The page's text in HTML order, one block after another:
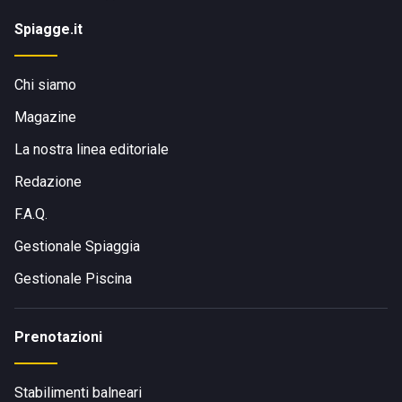
Spiagge.it
Chi siamo
Magazine
La nostra linea editoriale
Redazione
F.A.Q.
Gestionale Spiaggia
Gestionale Piscina
Prenotazioni
Stabilimenti balneari